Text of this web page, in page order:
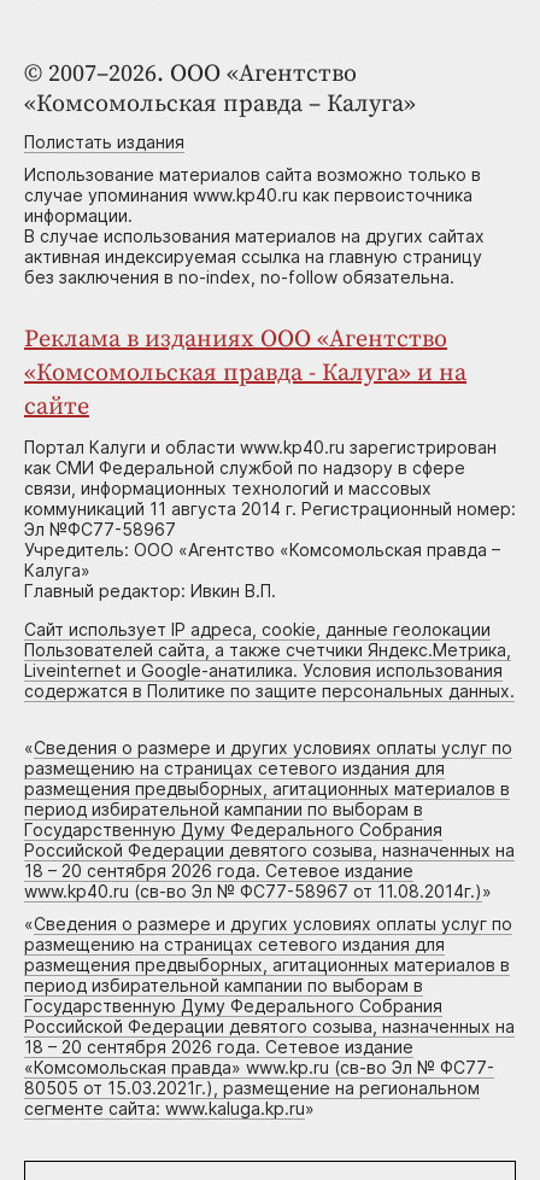
© 2007–2026. ООО «Агентство
«Комсомольская правда – Калуга»
Полистать издания
Использование материалов сайта возможно только в
случае упоминания www.kp40.ru как первоисточника
информации.
В случае использования материалов на других сайтах
активная индексируемая ссылка на главную страницу
без заключения в no-index, no-follow обязательна.
Реклама в изданиях ООО «Агентство
«Комсомольская правда - Калуга» и на
сайте
Портал Калуги и области www.kp40.ru зарегистрирован
как СМИ Федеральной службой по надзору в сфере
связи, информационных технологий и массовых
коммуникаций 11 августа 2014 г. Регистрационный номер:
Эл №ФС77-58967
Учредитель: ООО «Агентство «Комсомольская правда –
Калуга»
Главный редактор: Ивкин В.П.
Сайт использует IP адреса, cookie, данные геолокации
Пользователей сайта, а также счетчики Яндекс.Метрика,
Liveinternet и Google-анатилика. Условия использования
содержатся в Политике по защите персональных данных.
«Сведения о размере и других условиях оплаты услуг по
размещению на страницах сетевого издания для
размещения предвыборных, агитационных материалов в
период избирательной кампании по выборам в
Государственную Думу Федерального Собрания
Российской Федерации девятого созыва, назначенных на
18 – 20 сентября 2026 года. Сетевое издание
www.kp40.ru (св-во Эл № ФС77-58967 от 11.08.2014г.)»
«Сведения о размере и других условиях оплаты услуг по
размещению на страницах сетевого издания для
размещения предвыборных, агитационных материалов в
период избирательной кампании по выборам в
Государственную Думу Федерального Собрания
Российской Федерации девятого созыва, назначенных на
18 – 20 сентября 2026 года. Сетевое издание
«Комсомольская правда» www.kp.ru (св-во Эл № ФС77-
80505 от 15.03.2021г.), размещение на региональном
сегменте сайта: www.kaluga.kp.ru»